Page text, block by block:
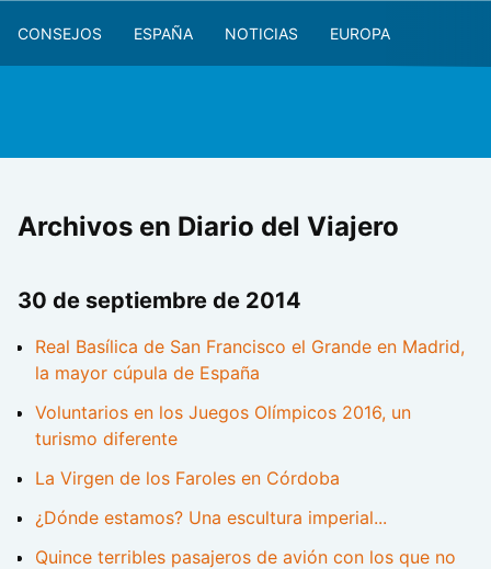
CONSEJOS ESPAÑA NOTICIAS EUROPA
Archivos en Diario del Viajero
30 de septiembre de 2014
Real Basílica de San Francisco el Grande en Madrid,
la mayor cúpula de España
Voluntarios en los Juegos Olímpicos 2016, un
turismo diferente
La Virgen de los Faroles en Córdoba
¿Dónde estamos? Una escultura imperial...
Quince terribles pasajeros de avión con los que no